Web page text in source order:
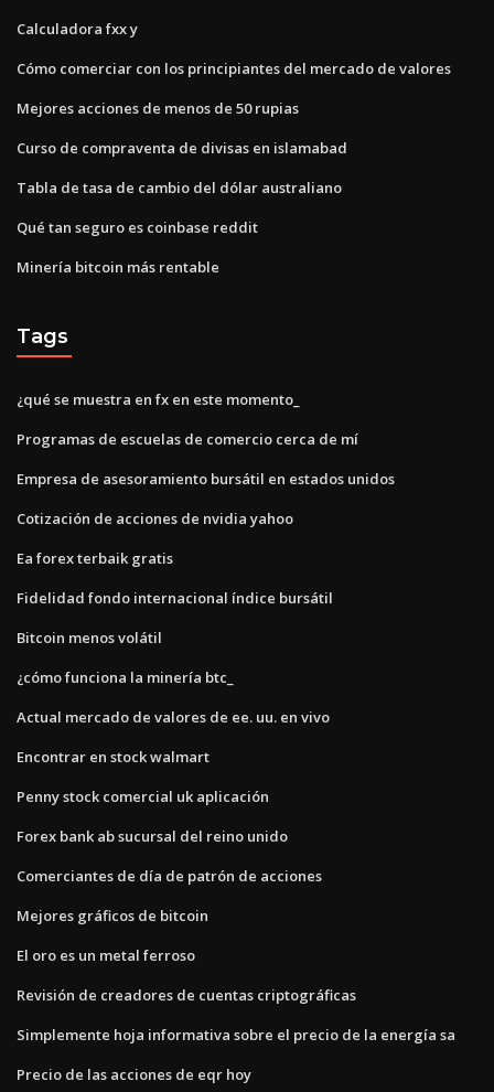
Calculadora fxx y
Cómo comerciar con los principiantes del mercado de valores
Mejores acciones de menos de 50 rupias
Curso de compraventa de divisas en islamabad
Tabla de tasa de cambio del dólar australiano
Qué tan seguro es coinbase reddit
Minería bitcoin más rentable
Tags
¿qué se muestra en fx en este momento_
Programas de escuelas de comercio cerca de mí
Empresa de asesoramiento bursátil en estados unidos
Cotización de acciones de nvidia yahoo
Ea forex terbaik gratis
Fidelidad fondo internacional índice bursátil
Bitcoin menos volátil
¿cómo funciona la minería btc_
Actual mercado de valores de ee. uu. en vivo
Encontrar en stock walmart
Penny stock comercial uk aplicación
Forex bank ab sucursal del reino unido
Comerciantes de día de patrón de acciones
Mejores gráficos de bitcoin
El oro es un metal ferroso
Revisión de creadores de cuentas criptográficas
Simplemente hoja informativa sobre el precio de la energía sa
Precio de las acciones de eqr hoy